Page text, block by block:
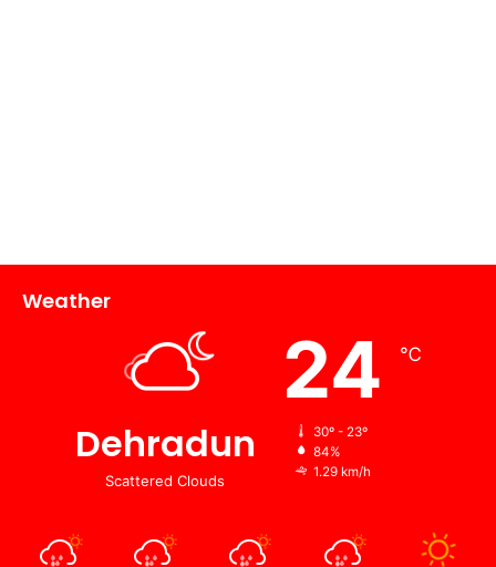
Weather
Dehradun
Scattered Clouds
24 ℃
30º - 23º
84%
1.29 km/h